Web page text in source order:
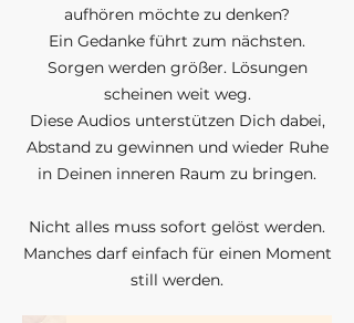
aufhören möchte zu denken?
Ein Gedanke führt zum nächsten.
Sorgen werden größer. Lösungen
scheinen weit weg.
Diese Audios unterstützen Dich dabei,
Abstand zu gewinnen und wieder Ruhe
in Deinen inneren Raum zu bringen.
Nicht alles muss sofort gelöst werden.
Manches darf einfach für einen Moment
still werden.